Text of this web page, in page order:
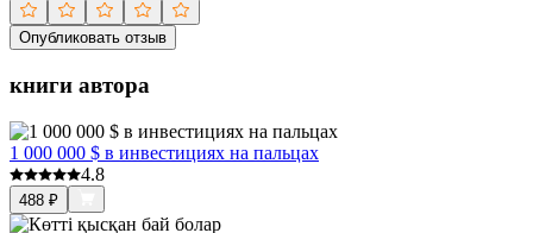
Опубликовать отзыв
книги автора
1 000 000 $ в инвестициях на пальцах
4.8
488 ₽